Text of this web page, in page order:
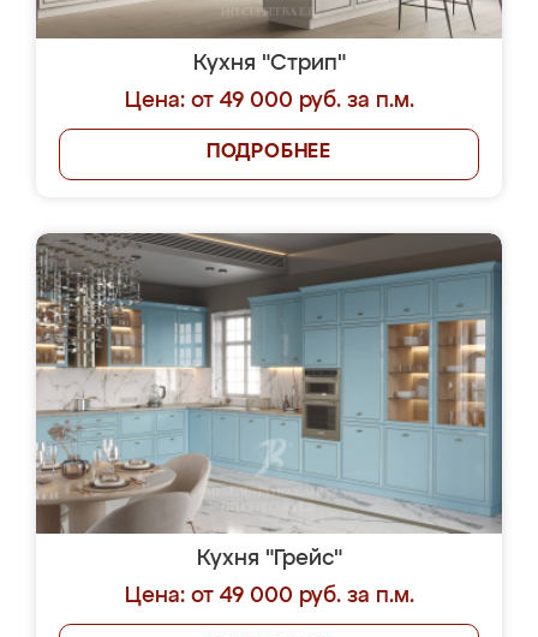
Кухня "Стрип"
Цена: от 49 000 руб. за п.м.
ПОДРОБНЕЕ
Кухня "Грейс"
Цена: от 49 000 руб. за п.м.